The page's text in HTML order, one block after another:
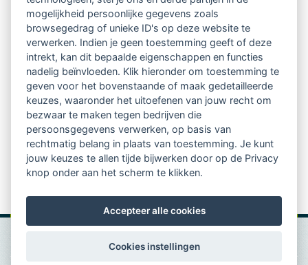
Vindbaar voor opdrachtgevers
Tijdschrift voor
Begeleidingskunde & kennisbank
Beroepsregistratie (LVSC keurmerk)
Lid worden van LVSC
mogelijkheid persoonlijke gegevens zoals
browsegedrag of unieke ID's op deze website te
verwerken. Indien je geen toestemming geeft of deze
intrekt, kan dit bepaalde eigenschappen en functies
nadelig beïnvloeden. Klik hieronder om toestemming te
geven voor het bovenstaande of maak gedetailleerde
keuzes, waaronder het uitoefenen van jouw recht om
bezwaar te maken tegen bedrijven die
persoonsgegevens verwerken, op basis van
rechtmatig belang in plaats van toestemming. Je kunt
jouw keuzes te allen tijde bijwerken door op de Privacy
knop onder aan het scherm te klikken.
Accepteer alle cookies
Cookies instellingen